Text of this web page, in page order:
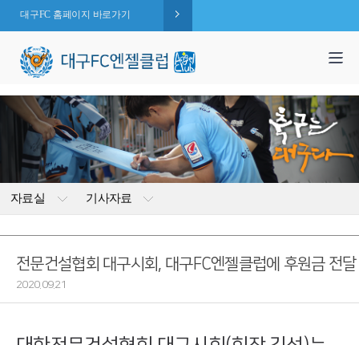
대구FC 홈페이지 바로가기
자료실 기사자료
전문건설협회 대구시회, 대구FC엔젤클럽에 후원금 전달
2020.09.21